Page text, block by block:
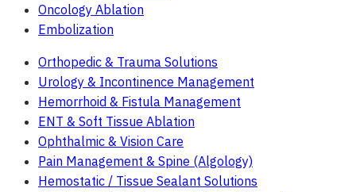
Oncology Ablation
Embolization
Orthopedic & Trauma Solutions
Urology & Incontinence Management
Hemorrhoid & Fistula Management
ENT & Soft Tissue Ablation
Ophthalmic & Vision Care
Pain Management & Spine (Algology)
Hemostatic / Tissue Sealant Solutions